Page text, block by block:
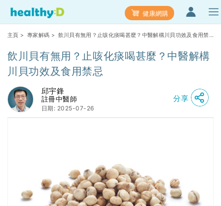
健康網購
主頁 > 專家解碼 > 飲川貝有無用？止咳化痰喝甚麼？中醫解構川貝功效及食用禁
飲川貝有無用？止咳化痰喝甚麼？中醫解構
川貝功效及食用禁忌
邱宇鋒
註冊中醫師
日期: 2025-07-26
分享